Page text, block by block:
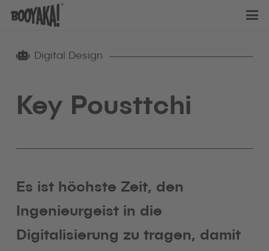
Digital Design
Key Pousttchi
Es ist höchste Zeit, den
Ingenieurgeist in die
Digitalisierung zu tragen, damit